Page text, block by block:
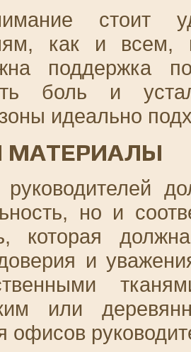
стоит
как и всем,
поддержка
боль и
идеально
МАТЕРИАЛЫ
но и
которая должна
и
или
офисов